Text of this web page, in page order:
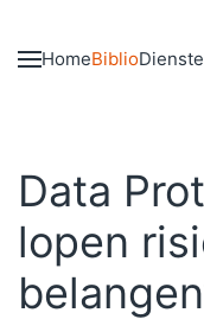
Skip to main
HomeBiblio
Data
lopen